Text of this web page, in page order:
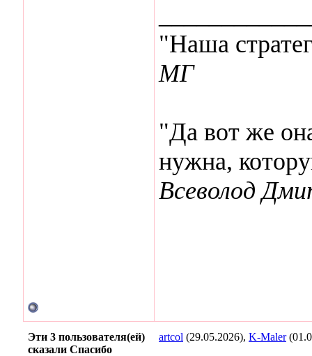
"Наша
МГ
"Да вот же
нужна,
Всеволод
Эти 3 пользователя(ей)
сказали Спасибо
artcol (29.05.2026), K-Maler